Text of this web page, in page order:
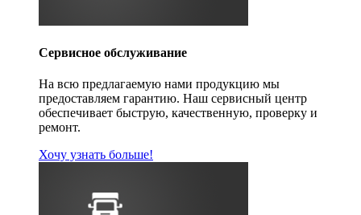
Сервисное обслуживание
На всю предлагаемую нами продукцию мы
предоставляем гарантию. Наш сервисный центр
обеспечивает быструю, качественную, проверку и
ремонт.
Хочу узнать больше!